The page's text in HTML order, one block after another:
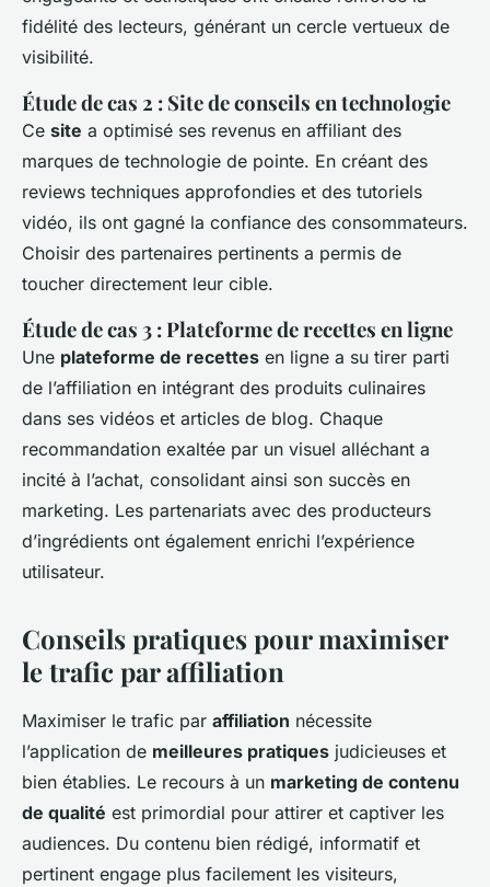
fidélité des lecteurs, générant un cercle vertueux de
visibilité.
Étude de cas 2 : Site de conseils en technologie
Ce site a optimisé ses revenus en affiliant des
marques de technologie de pointe. En créant des
reviews techniques approfondies et des tutoriels
vidéo, ils ont gagné la confiance des consommateurs.
Choisir des partenaires pertinents a permis de
toucher directement leur cible.
Étude de cas 3 : Plateforme de recettes en ligne
Une plateforme de recettes en ligne a su tirer parti
de l’affiliation en intégrant des produits culinaires
dans ses vidéos et articles de blog. Chaque
recommandation exaltée par un visuel alléchant a
incité à l’achat, consolidant ainsi son succès en
marketing. Les partenariats avec des producteurs
d’ingrédients ont également enrichi l’expérience
utilisateur.
Conseils pratiques pour maximiser
le trafic par affiliation
Maximiser le trafic par affiliation nécessite
l’application de meilleures pratiques judicieuses et
bien établies. Le recours à un marketing de contenu
de qualité est primordial pour attirer et captiver les
audiences. Du contenu bien rédigé, informatif et
pertinent engage plus facilement les visiteurs,